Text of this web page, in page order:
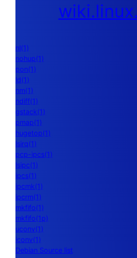
nl(1)
nohup(1)
pon(1)
ld(1)
nm(1)
ndiff(1)
gstack(1)
pmap(1)
hugetop(1)
lsirq(1)
pcp-ipcs(1)
lsipc(1)
ipcs(1)
ipcmk(1)
ipcrm(1)
mkfifo(1)
mkfifo(1p)
uconv(1)
iconv(1)
Debian Source list